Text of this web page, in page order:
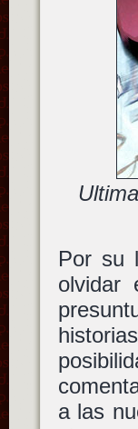
Por su
a las